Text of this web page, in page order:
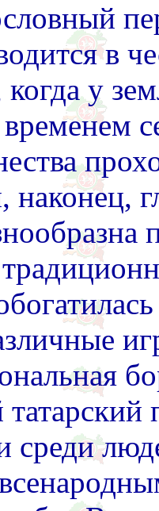
в
у
наконец,
среди